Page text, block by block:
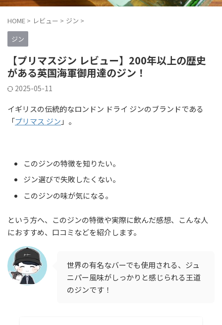
HOME > レビュー > ジン >
ジン
【プリマスジン レビュー】200年以上の歴史
がある英国海軍御用達のジン！
2025-05-11
イギリスの伝統的なロンドン ドライ ジンのブランドである
「プリマス ジン 」。
このジンの特徴を知りたい。
ジン選びで失敗したくない。
このジンの味が気になる。
という方へ、このジンの特徴や実際に飲んだ感想、こんな人
におすすめ、口コミなどを紹介します。
世界の有名なバーでも使用される、ジュ
ニパー風味がしっかりと感じられる王道
のジンです！